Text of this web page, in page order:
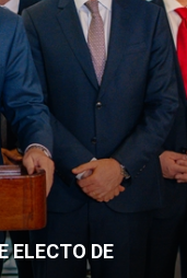
ELECTO DE